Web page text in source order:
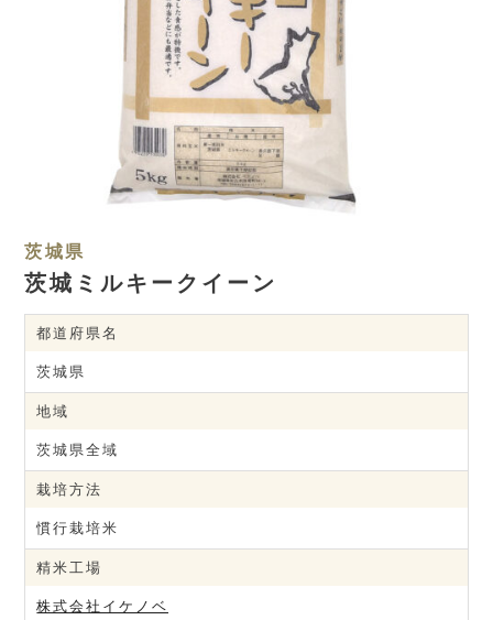
茨城県
茨城ミルキークイーン
都道府県名
茨城県
地域
茨城県全域
栽培方法
慣行栽培米
精米工場
株式会社イケノベ